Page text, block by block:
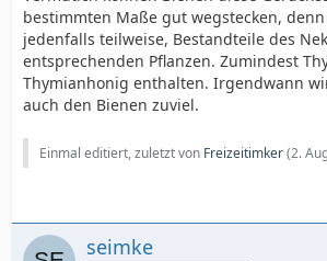
bestimmten Maße gut wegstecken,
jedenfalls teilweise, Bestandteile des
entsprechenden Pflanzen. Zumindest
Thymianhonig enthalten. Irgendwann
auch den Bienen zuviel.
Einmal editiert, zuletzt von Freizeitimker(2.
seimke